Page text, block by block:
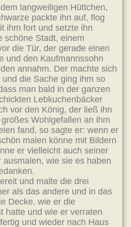
langweiligen Hüttchen,
packte ihn auf, flog
ihm fort und setzte ihn
schöne Stadt, einem
die Tür, der gerade einen
und den Kaufmannssohn
annahm. Der machte sich
die Sache ging ihm so
man bald in der ganzen
Lebkuchenbäcker
vor den König, der ließ ihn
Wohlgefallen an ihm
fand, so sagte er: wenn er
malen könne mit Bildern
er vielleicht auch seiner
ausmalen, wie sie es haben
und malte die drei
als das andere und in das
Decke, wie er die
hatte und wie er verraten
und wieder nach Haus